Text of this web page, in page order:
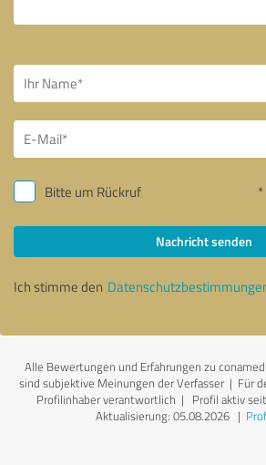
Bitte um Rückruf
Nachricht senden
Ich stimme den
Alle Bewertungen und Erfahrungen zu
sind subjektive Meinungen der Verfasser | Für
Profilinhaber verantwortlich | Profil aktiv
Aktualisierung: 05.08.2026|